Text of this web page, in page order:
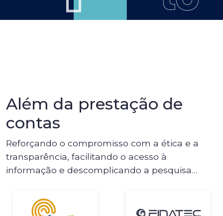
Além da prestação de
contas
Reforçando o compromisso com a ética e a
transparência, facilitando o acesso à
informação e descomplicando a pesquisa…